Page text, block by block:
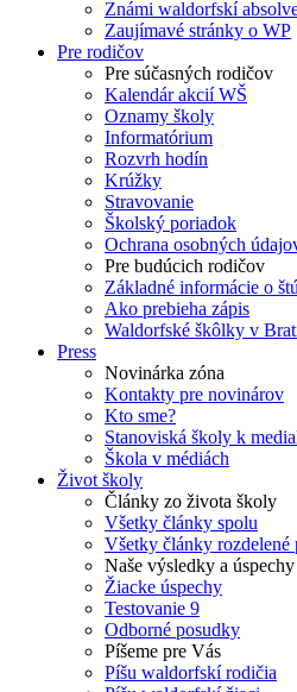
Známi waldorfskí
Zaujímavé stránky o WP
Pre rodičov
Pre súčasných rodičov
Kalendár akcií WŠ
Oznamy školy
Informatórium
Rozvrh hodín
Krúžky
Stravovanie
Školský poriadok
Ochrana osobných
Pre budúcich rodičov
Základné informácie o
Ako prebieha zápis
Waldorfské škôlky v
Press
Novinárka zóna
Kontakty pre novinárov
Kto sme?
Stanoviská školy k
Škola v médiách
Život školy
Články zo života školy
Všetky články spolu
Všetky články
Naše výsledky a úspechy
Žiacke úspechy
Testovanie 9
Odborné posudky
Píšeme pre Vás
Píšu waldorfskí rodičia